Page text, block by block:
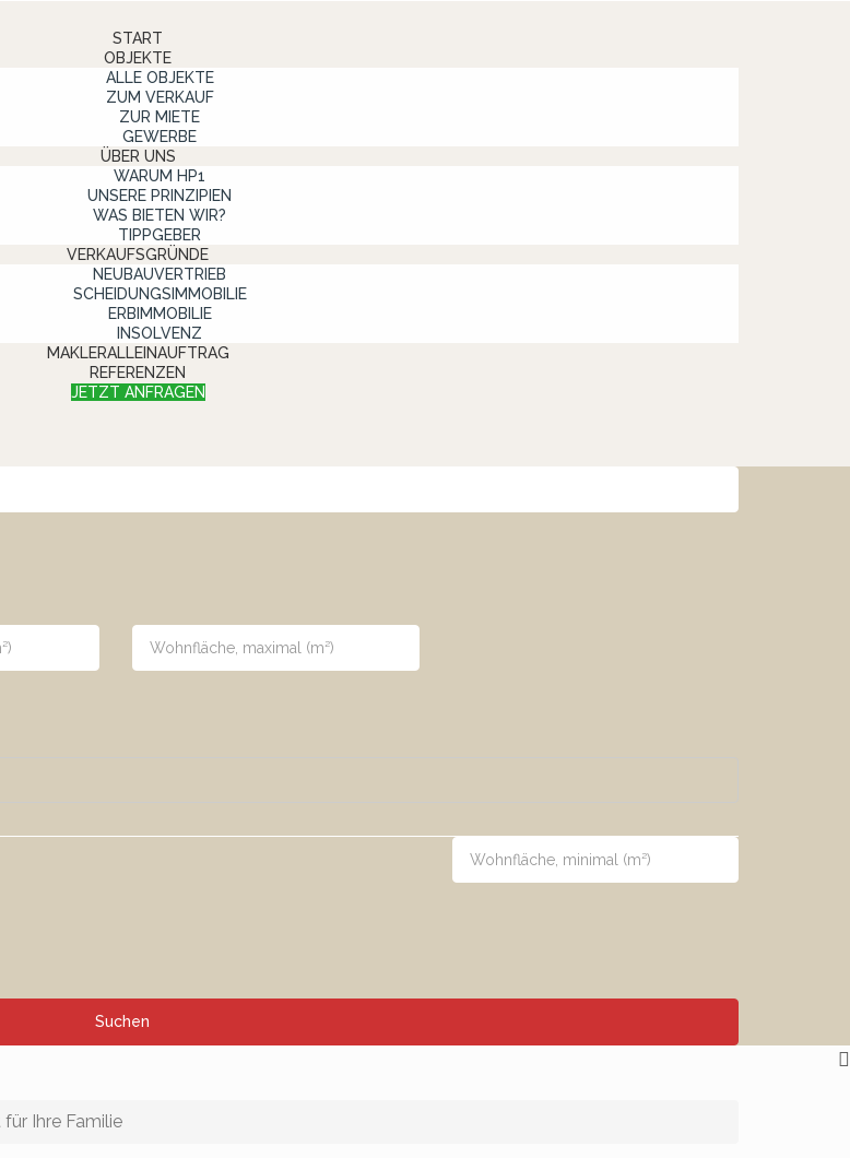
START
OBJEKTE
ALLE OBJEKTE
ZUM VERKAUF
ZUR MIETE
GEWERBE
ÜBER UNS
WARUM HP1
UNSERE PRINZIPIEN
WAS BIETEN WIR?
TIPPGEBER
VERKAUFSGRÜNDE
NEUBAUVERTRIEB
SCHEIDUNGSIMMOBILIE
ERBIMMOBILIE
INSOLVENZ
MAKLERALLEINAUFTRAG
REFERENZEN
JETZT ANFRAGEN
Suchen
Ihre Familie